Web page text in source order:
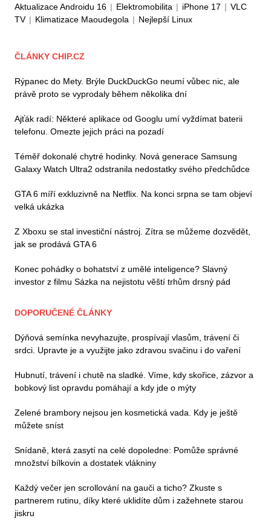
Aktualizace Androidu 16 | Elektromobilita | iPhone 17 | VLC
TV | Klimatizace Maoudegola | Nejlepší Linux
ČLÁNKY CHIP.CZ
Rýpanec do Mety. Brýle DuckDuckGo neumí vůbec nic, ale
právě proto se vyprodaly během několika dní
Ajťák radí: Některé aplikace od Googlu umí vyždímat baterii
telefonu. Omezte jejich práci na pozadí
Téměř dokonalé chytré hodinky. Nová generace Samsung
Galaxy Watch Ultra2 odstranila nedostatky svého předchůdce
GTA 6 míří exkluzivně na Netflix. Na konci srpna se tam objeví
velká ukázka
Z Xboxu se stal investiční nástroj. Zítra se můžeme dozvědět,
jak se prodává GTA 6
Konec pohádky o bohatství z umělé inteligence? Slavný
investor z filmu Sázka na nejistotu věští trhům drsný pád
DOPORUČENÉ ČLÁNKY
Dýňová semínka nevyhazujte, prospívají vlasům, trávení či
srdci. Upravte je a využijte jako zdravou svačinu i do vaření
Hubnutí, trávení i chutě na sladké. Víme, kdy skořice, zázvor a
bobkový list opravdu pomáhají a kdy jde o mýty
Zelené brambory nejsou jen kosmetická vada. Kdy je ještě
můžete sníst
Snídaně, která zasytí na celé dopoledne: Pomůže správné
množství bílkovin a dostatek vlákniny
Každý večer jen scrollování na gauči a ticho? Zkuste s
partnerem rutinu, díky které uklidíte dům i zažehnete starou
jiskru